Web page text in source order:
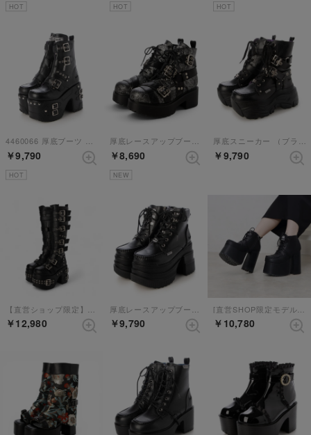
HOT HOT HOT
4460066 厚底ブーツ （ブラック）
￥9,790
HOT
厚底レースアップブーツ （ブラックグレー）
￥8,690
NEW
厚底スニーカー （ブラック）
￥9,790
【直営ショップ限定】厚底ロングブーツ （ブラック）
￥12,980
厚底レースアップブーツ （ブラック）
￥9,790
[直営SHOP限定モデル]厚底レースアップブーツ （ブラック）
￥10,780